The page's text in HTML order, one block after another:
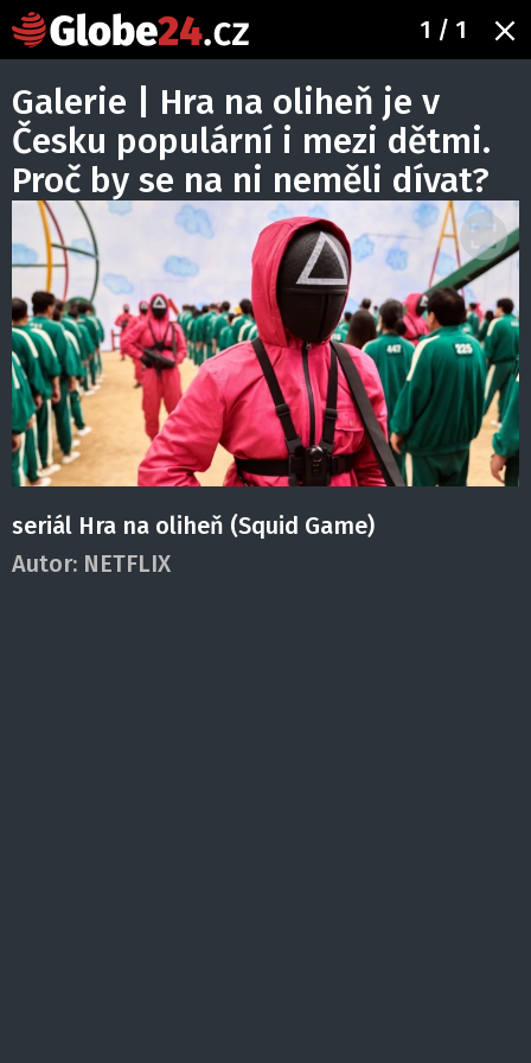
1 / 1
Galerie | Hra na oliheň je v
Česku populární i mezi dětmi.
Proč by se na ni neměli dívat?
seriál Hra na oliheň (Squid Game)
Autor: NETFLIX